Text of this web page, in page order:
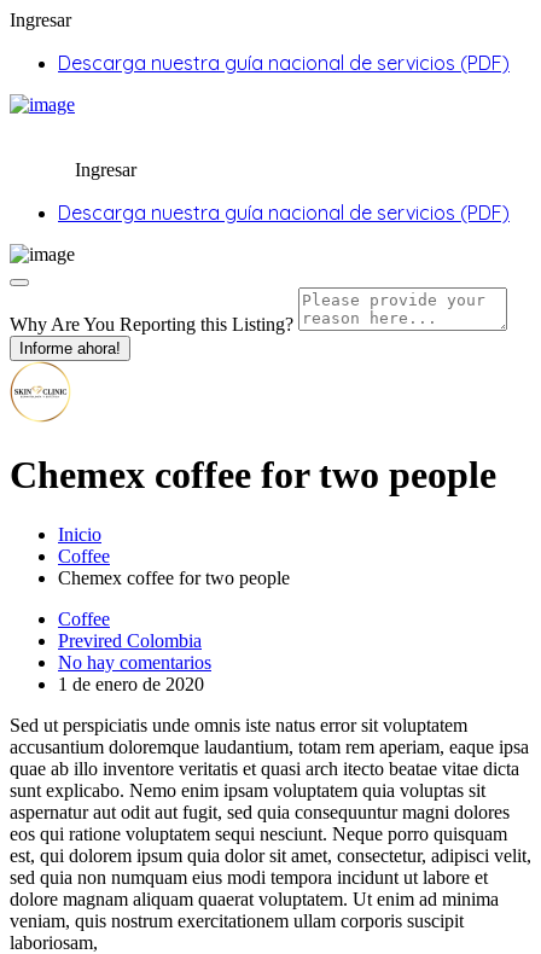
Ingresar
Descarga nuestra guía nacional de servicios (PDF)
Ingresar
Descarga nuestra guía nacional de servicios (PDF)
Why Are You Reporting this Listing?
Informe ahora!
Chemex coffee for two people
Inicio
Coffee
Chemex coffee for two people
Coffee
Previred Colombia
No hay comentarios
1 de enero de 2020
Sed ut perspiciatis unde omnis iste natus error sit voluptatem
accusantium doloremque laudantium, totam rem aperiam, eaque ipsa
quae ab illo inventore veritatis et quasi arch itecto beatae vitae dicta
sunt explicabo. Nemo enim ipsam voluptatem quia voluptas sit
aspernatur aut odit aut fugit, sed quia consequuntur magni dolores
eos qui ratione voluptatem sequi nesciunt. Neque porro quisquam
est, qui dolorem ipsum quia dolor sit amet, consectetur, adipisci velit,
sed quia non numquam eius modi tempora incidunt ut labore et
dolore magnam aliquam quaerat voluptatem. Ut enim ad minima
veniam, quis nostrum exercitationem ullam corporis suscipit
laboriosam,